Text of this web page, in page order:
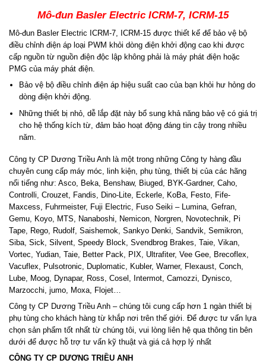
Mô-đun Basler Electric ICRM-7, ICRM-15
Mô-đun Basler Electric ICRM-7, ICRM-15 được thiết kế để bảo vệ bộ
điều chỉnh điện áp loại PWM khỏi dòng điện khởi động cao khi được
cấp nguồn từ nguồn điện độc lập không phải là máy phát điện hoặc
PMG của máy phát điện.
Bảo vệ bộ điều chỉnh điện áp hiệu suất cao của bạn khỏi hư hỏng do
dòng điện khởi động.
Những thiết bị nhỏ, dễ lắp đặt này bổ sung khả năng bảo vệ có giá trị
cho hệ thống kích từ, đảm bảo hoạt động đáng tin cậy trong nhiều
năm.
Công ty CP Dương Triều Anh là một trong những Công ty hàng đầu
chuyên cung cấp máy móc, linh kiện, phụ tùng, thiết bị của các hãng
nổi tiếng như: Asco, Beka, Benshaw, Biuged, BYK-Gardner, Caho,
Controlli, Crouzet, Fandis, Dino-Lite, Eckerle, KoBa, Festo, Fife-
Maxcess, Fuhrmeister, Fuji Electric, Fuso Seiki – Lumina, Gefran,
Gemu, Koyo, MTS, Nanaboshi, Nemicon, Norgren, Novotechnik, Pi
Tape, Rego, Rudolf, Saishemok, Sankyo Denki, Sandvik, Semikron,
Siba, Sick, Silvent, Speedy Block, Svendbrog Brakes, Taie, Vikan,
Vortec, Yudian, Taie, Better Pack, PIX, Ultrafiter, Vee Gee, Brecoflex,
Vacuflex, Pulsotronic, Duplomatic, Kubler, Warner, Flexaust, Conch,
Lube, Moog, Dynapar, Ross, Cosel, Intermot, Camozzi, Dynisco,
Marzocchi, jumo, Moxa, Flojet…
Công ty CP Dương Triều Anh – chúng tôi cung cấp hơn 1 ngàn thiết bị
phụ tùng cho khách hàng từ khắp nơi trên thế giới. Để được tư vấn lựa
chọn sản phẩm tốt nhất từ chúng tôi, vui lòng liên hệ qua thông tin bên
dưới để được hỗ trợ tư vấn kỹ thuật và giá cả hợp lý nhất
CÔNG TY CP DƯƠNG TRIỀU ANH